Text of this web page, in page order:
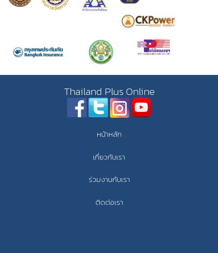
Thailand Plus Online
หน้าหลัก
เกี่ยวกับเรา
ร่วมงานกับเรา
ติดต่อเรา